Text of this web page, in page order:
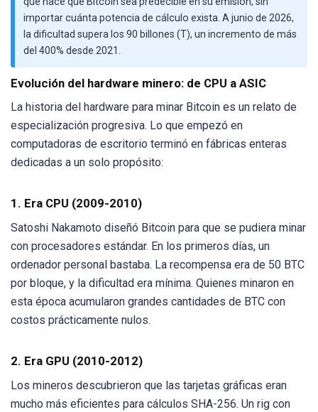
importar cuánta potencia de cálculo exista. A junio de 2026,
la dificultad supera los 90 billones (T), un incremento de más
del 400% desde 2021.
Evolución del hardware minero: de CPU a ASIC
La historia del hardware para minar Bitcoin es un relato de
especialización progresiva. Lo que empezó en
computadoras de escritorio terminó en fábricas enteras
dedicadas a un solo propósito:
1. Era CPU (2009-2010)
Satoshi Nakamoto diseñó Bitcoin para que se pudiera minar
con procesadores estándar. En los primeros días, un
ordenador personal bastaba. La recompensa era de 50 BTC
por bloque, y la dificultad era mínima. Quienes minaron en
esta época acumularon grandes cantidades de BTC con
costos prácticamente nulos.
2. Era GPU (2010-2012)
Los mineros descubrieron que las tarjetas gráficas eran
mucho más eficientes para cálculos SHA-256. Un rig con